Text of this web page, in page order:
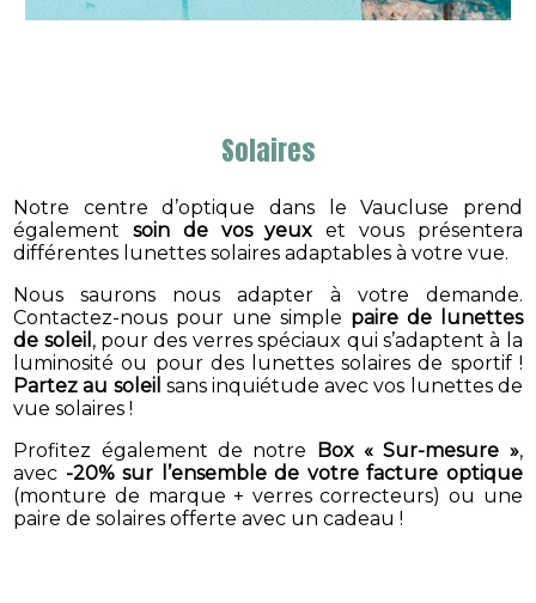
Solaires
Notre centre d’optique dans le Vaucluse prend
égalementsoin de vos yeux et vous présentera
différentes lunettes solaires adaptables à votre vue.
Nous saurons nous adapter à votre demande.
Contactez-nous pour une simple paire de lunettes
de soleil , pour des verres spéciaux qui s’adaptent à la
luminosité ou pour des lunettes solaires de sportif !
Partez au soleil sans inquiétude avec vos lunettes de
vue solaires !
Profitez également de notre
Box « Sur-mesure »,
avec -20% sur l’ensemble de votre facture optique
(monture de marque + verres correcteurs) ou une
paire de solaires offerte avec un cadeau !